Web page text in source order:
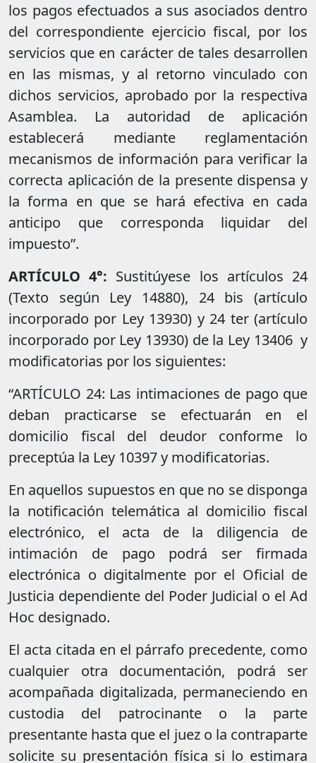
los pagos efectuados a sus asociados dentro
del correspondiente ejercicio fiscal, por los
servicios que en carácter de tales desarrollen
en las mismas, y al retorno vinculado con
dichos servicios, aprobado por la respectiva
Asamblea. La autoridad de aplicación
establecerá mediante reglamentación
mecanismos de información para verificar la
correcta aplicación de la presente dispensa y
la forma en que se hará efectiva en cada
anticipo que corresponda liquidar del
impuesto”.
ARTÍCULO 4°: Sustitúyese los artículos 24
(Texto según Ley 14880), 24 bis (artículo
incorporado por Ley 13930) y 24 ter (artículo
incorporado por Ley 13930) de la Ley 13406 y
modificatorias por los siguientes:
“ARTÍCULO 24: Las intimaciones de pago que
deban practicarse se efectuarán en el
domicilio fiscal del deudor conforme lo
preceptúa la Ley 10397 y modificatorias.
En aquellos supuestos en que no se disponga
la notificación telemática al domicilio fiscal
electrónico, el acta de la diligencia de
intimación de pago podrá ser firmada
electrónica o digitalmente por el Oficial de
Justicia dependiente del Poder Judicial o el Ad
Hoc designado.
El acta citada en el párrafo precedente, como
cualquier otra documentación, podrá ser
acompañada digitalizada, permaneciendo en
custodia del patrocinante o la parte
presentante hasta que el juez o la contraparte
solicite su presentación física si lo estimara